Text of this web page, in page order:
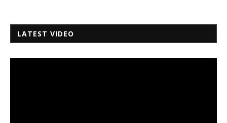
LATEST VIDEO